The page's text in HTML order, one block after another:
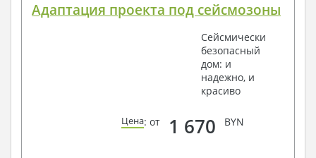
Адаптация проекта под сейсмозоны
Сейсмически
безопасный
дом: и
надежно, и
красиво
Цена: от 1 670 BYN